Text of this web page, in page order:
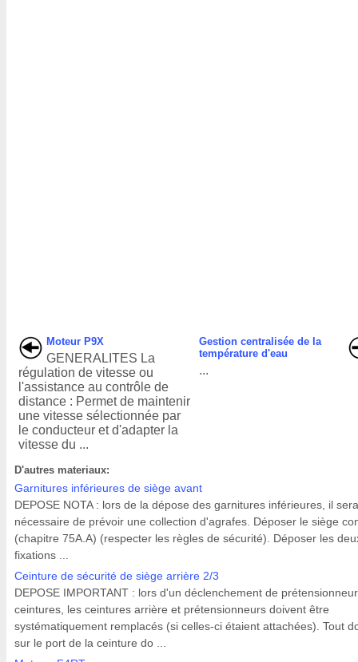
Moteur P9X
GENERALITES La
régulation de vitesse ou
l'assistance au contrôle de
distance : Permet de maintenir
une vitesse sélectionnée par
le conducteur et d'adapter la
vitesse du ...
Gestion centralisée de la
température d'eau
...
D'autres materiaux:
Garnitures inférieures de siège avant
DEPOSE NOTA : lors de la dépose des garnitures inférieures, il sera
nécessaire de prévoir une collection d'agrafes. Déposer le siège
(chapitre 75A.A) (respecter les règles de sécurité). Déposer les
fixations ...
Ceinture de sécurité de siège arrière 2/3
DEPOSE IMPORTANT : lors d'un déclenchement de
ceintures, les ceintures arrière et prétensionneurs doivent être
systématiquement remplacés (si celles-ci étaient attachées). Tout
sur le port de la ceinture do ...